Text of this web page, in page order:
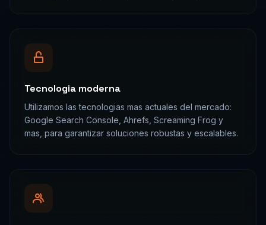
Tecnologia moderna
Utilizamos las tecnologias mas actuales del mercado:
Google Search Console, Ahrefs, Screaming Frog y
mas, para garantizar soluciones robustas y escalables.